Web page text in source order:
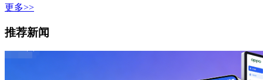
更多>>
推荐新闻